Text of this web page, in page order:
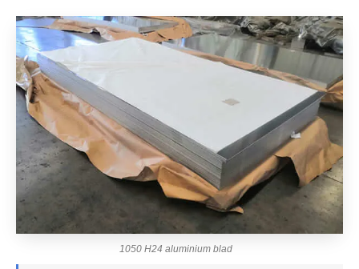
1050 H24 aluminium blad